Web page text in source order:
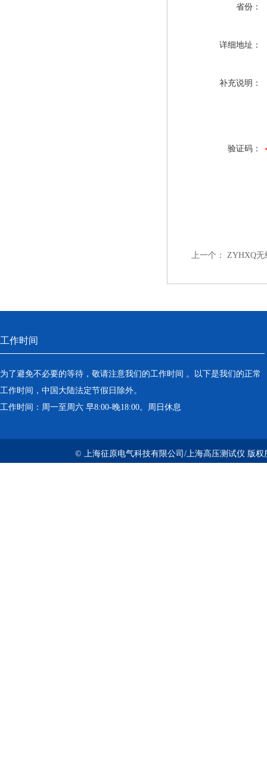
省份：
详细地址：
补充说明：
验证码：
上一个： ZYHXQ无
工作时间
为了避免不必要的等待，敬请注意我们的工作时间 。以下是我们的正常
工作时间，中国大陆法定节假日除外。
工作时间：周一至周六 早8:00-晚18:00。周日休息
© 上海征原电气科技有限公司/上海高压测试仪 版权